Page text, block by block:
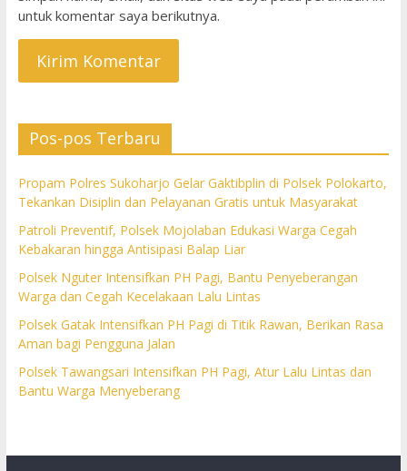
untuk komentar saya berikutnya.
Pos-pos Terbaru
Propam Polres Sukoharjo Gelar Gaktibplin di Polsek Polokarto,
Tekankan Disiplin dan Pelayanan Gratis untuk Masyarakat
Patroli Preventif, Polsek Mojolaban Edukasi Warga Cegah
Kebakaran hingga Antisipasi Balap Liar
Polsek Nguter Intensifkan PH Pagi, Bantu Penyeberangan
Warga dan Cegah Kecelakaan Lalu Lintas
Polsek Gatak Intensifkan PH Pagi di Titik Rawan, Berikan Rasa
Aman bagi Pengguna Jalan
Polsek Tawangsari Intensifkan PH Pagi, Atur Lalu Lintas dan
Bantu Warga Menyeberang